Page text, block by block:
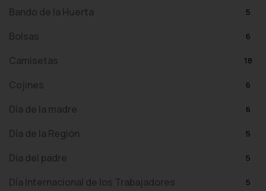
Bando de la Huerta 5
Bolsas 6
Camisetas 18
Cojines 6
Día de la madre 6
Día de la Región 5
Día del padre 5
Día Internacional de los Trabajadores 5